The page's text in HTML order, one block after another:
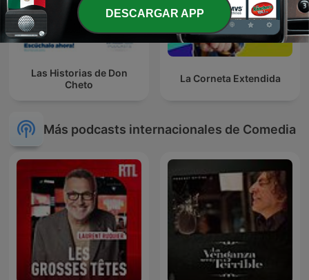
Las Historias de Don
Cheto
La Corneta Extendida
Más podcasts internacionales de Comedia
DESCARGAR APP